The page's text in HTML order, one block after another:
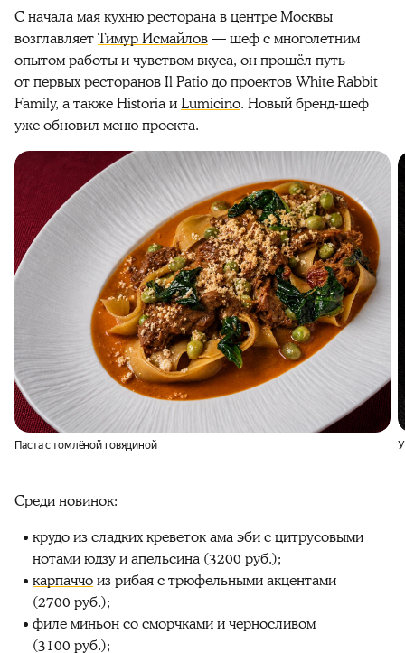
С начала мая кухнюресторана в центре Москвы
возглавляетТимур Исмайлов— шеф с многолетним
опытом работы и чувством вкуса, он прошёл путь
от первых ресторанов Il Patio до проектов White Rabbit
Family, а также Historia иLumicino. Новый бренд-шеф
уже обновил меню проекта.
Паста с томлёной говядиной
Среди новинок:
крудо из сладких креветок ама эби с цитрусовыми
нотами юдзу и апельсина (3200 руб.);
карпаччоиз рибая с трюфельными акцентами
(2700 руб.);
филе миньон со сморчками и черносливом
(3100 руб.);